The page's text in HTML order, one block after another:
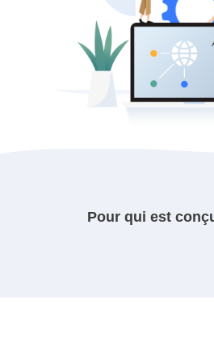
Pour qui est